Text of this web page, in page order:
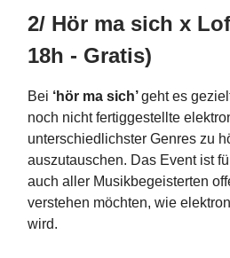
2/ Hör ma sich x
18h - Gratis)
Bei ‘hör ma sich’geht es
noch nicht fertiggestellte
unterschiedlichster Genres zu
auszutauschen. Das Event ist
auch aller Musikbegeisterten
verstehen möchten, wie
wird.